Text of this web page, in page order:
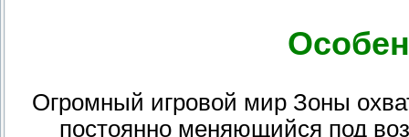
Огромный игровой мир Зоны
постоянно меняющийся под